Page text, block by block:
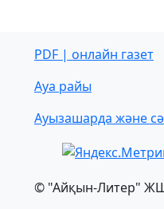
PDF | онлайн газет
Ауа райы
Ауызашарда және
© "Айқын-Литер"